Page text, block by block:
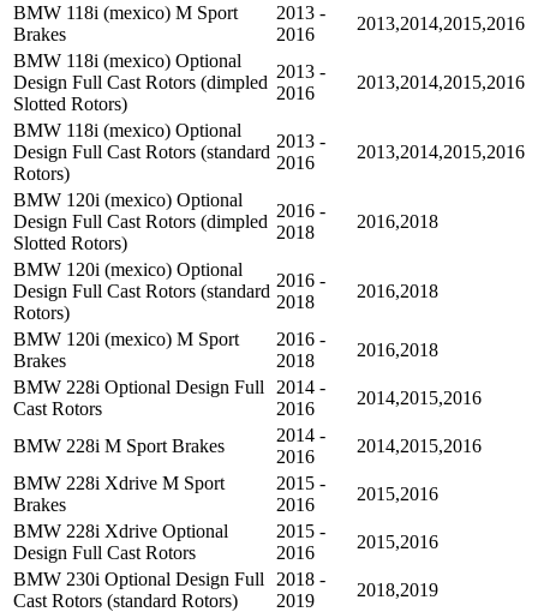
BMW 118i (mexico) M Sport
Brakes
2013 -
2016
2013,2014,2015,2016
BMW 118i (mexico) Optional
Design Full Cast Rotors (dimpled
Slotted Rotors)
2013 -
2016
2013,2014,2015,2016
BMW 118i (mexico) Optional
Design Full Cast Rotors (standard
Rotors)
2013 -
2016
2013,2014,2015,2016
BMW 120i (mexico) Optional
Design Full Cast Rotors (dimpled
Slotted Rotors)
2016 -
2018
2016,2018
BMW 120i (mexico) Optional
Design Full Cast Rotors (standard
Rotors)
2016 -
2018
2016,2018
BMW 120i (mexico) M Sport
Brakes
2016 -
2018
2016,2018
BMW 228i Optional Design Full
Cast Rotors
2014 -
2016
2014,2015,2016
BMW 228i M Sport Brakes
2014 -
2016
2014,2015,2016
BMW 228i Xdrive M Sport
Brakes
2015 -
2016
2015,2016
BMW 228i Xdrive Optional
Design Full Cast Rotors
2015 -
2016
2015,2016
BMW 230i Optional Design Full
Cast Rotors (standard Rotors)
2018 -
2019
2018,2019